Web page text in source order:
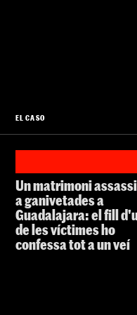
EL CASO
Un matrimoni
a ganivetades a
Guadalajara: el fill
de les víctimes ho
confessa tot a un veí